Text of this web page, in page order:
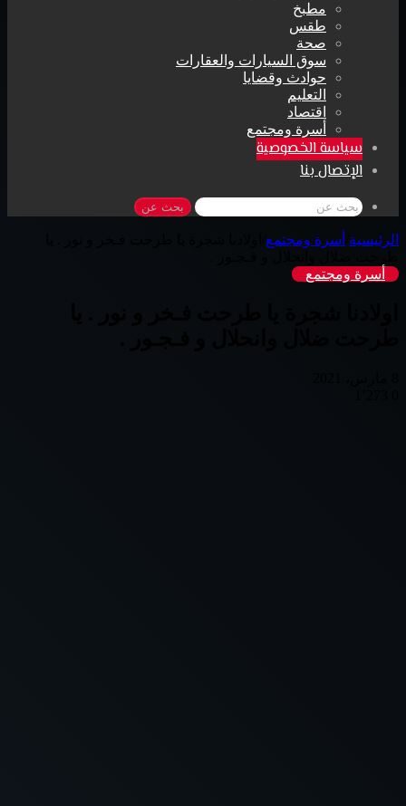
مطبخ
طقس
صحة
سوق السيارات والعقارات
حوادث وقضايا
التعليم
اقتصاد
أسرة ومجتمع
سياسة الخصوصية
الإتصال بنا
بحث عن
الرئيسية أسرة ومجتمع
أسرة ومجتمع